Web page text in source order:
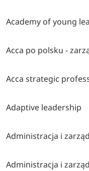
Academy of young
Acca strategic
Adaptive leadership
Administracja i
Administracja i